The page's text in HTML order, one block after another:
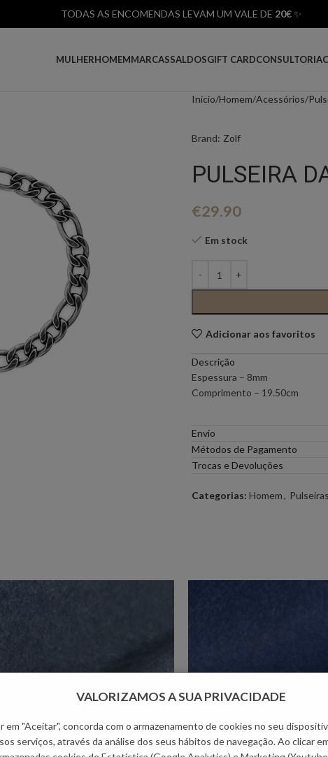
TODAS AS ENCOMENDAS LEVAM UM VALE DE 20€✨
MULHERHOMEMMARCAS
PONTO CHIC COLLECTION – PONTO
GOA GOA
SALDOSGIFT CARDCONSULTORIA
Início Homem Acessórios
Brand: Zolf
PULSEIRA
€29.90
Em stock
Adicionar aos favoritos
Descrição
Espessura – 8mm
Comprimento – 19.50cm
Envio
Métodos de Pagamento
Trocas e Devoluções
Categorias: Homem, Pulseiras
VALORIZAMOS A SUA PRIVACIDADE
em "Aceitar", concorda com o armazenamento de cookies no seu
serviços, através da análise dos seus hábitos de navegação. Ao clicar